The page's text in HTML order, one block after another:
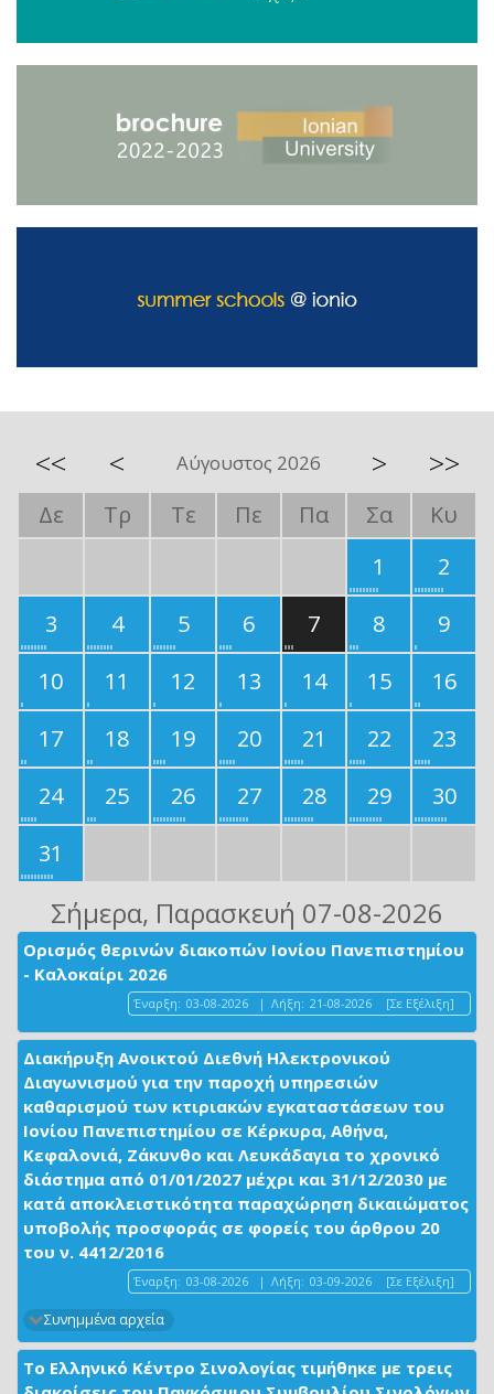
<< < Αύγουστος 2026 > >>
Δε Τρ Τε Πε Πα Σα
Κυ
1
2
3
4 5 6 7 8
9
10
11 12 13 14 15
16
17
18 19 20 21 22
23
24
25 26 27 28 29
30
31
Σήμερα, Παρασκευή 07-08-2026
Ορισμός θερινών διακοπών Ιονίου Πανεπιστημίου
- Καλοκαίρι 2026
Έναρξη: 03-08-2026 | Λήξη: 21-08-2026 [Σε Εξέλιξη]
Διακήρυξη Ανοικτού Διεθνή Ηλεκτρονικού
Διαγωνισμού για την παροχή υπηρεσιών
καθαρισμού των κτιριακών εγκαταστάσεων του
Ιονίου Πανεπιστημίου σε Κέρκυρα, Αθήνα,
Κεφαλονιά, Ζάκυνθο και Λευκάδαγια το χρονικό
διάστημα από 01/01/2027 μέχρι και 31/12/2030 με
κατά αποκλειστικότητα παραχώρηση δικαιώματος
υποβολής προσφοράς σε φορείς του άρθρου 20
του ν. 4412/2016
Έναρξη: 03-08-2026 | Λήξη: 03-09-2026 [Σε Εξέλιξη]
Συνημμένα αρχεία
Το Ελληνικό Κέντρο Σινολογίας τιμήθηκε με τρεις